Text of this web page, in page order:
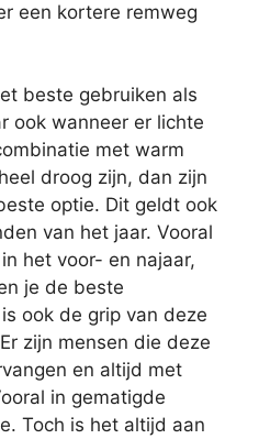
een kortere remweg
beste gebruiken als
ook wanneer er lichte
met warm
droog zijn, dan zijn
optie. Dit geldt ook
van het jaar. Vooral
het voor- en najaar,
je de beste
ook de grip van deze
zijn mensen die deze
en altijd met
in gematigde
Toch is het altijd aan